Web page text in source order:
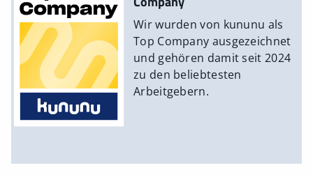
Wir wurden von kununu als
Top Company ausgezeichnet
und gehören damit seit 2024
zu den beliebtesten
Arbeitgebern.